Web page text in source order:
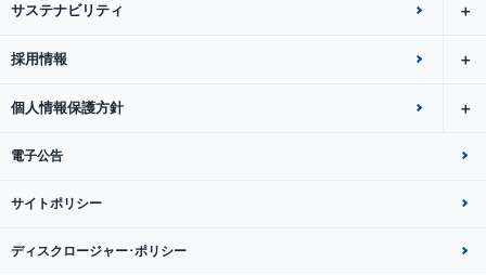
サステナビリティ
採用情報
個人情報保護方針
電子公告
サイトポリシー
ディスクロージャー･ポリシー